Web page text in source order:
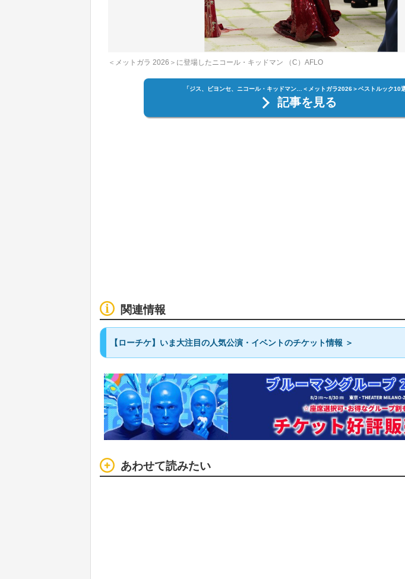
＜メットガラ 2026＞に登場したニコール・キッドマン （C）AFLO
「ジス、ビヨンセ、ニコール・キッドマン…＜メットガラ2026＞ベストルック10
記事を見る
関連情報
【ローチケ】いま大注目の人気公演・イベントのチケット情報 ＞
あわせて読みたい